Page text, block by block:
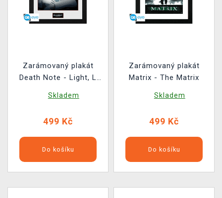
Zarámovaný plakát
Death Note - Light, L
Skladem
499 Kč
Do košíku
Zarámovaný plakát
Matrix - The Matrix
Skladem
499 Kč
Do košíku